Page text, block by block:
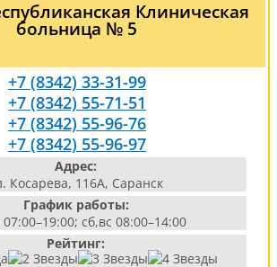
Клиническая
больница № 5
+7 (8342) 33-31-99
+7 (8342) 55-71-51
+7 (8342) 55-96-76
+7 (8342) 55-96-97
Адрес:
Косарева, 116А, Саранск
График работы:
сб,вс 08:00–14:00
Рейтинг: